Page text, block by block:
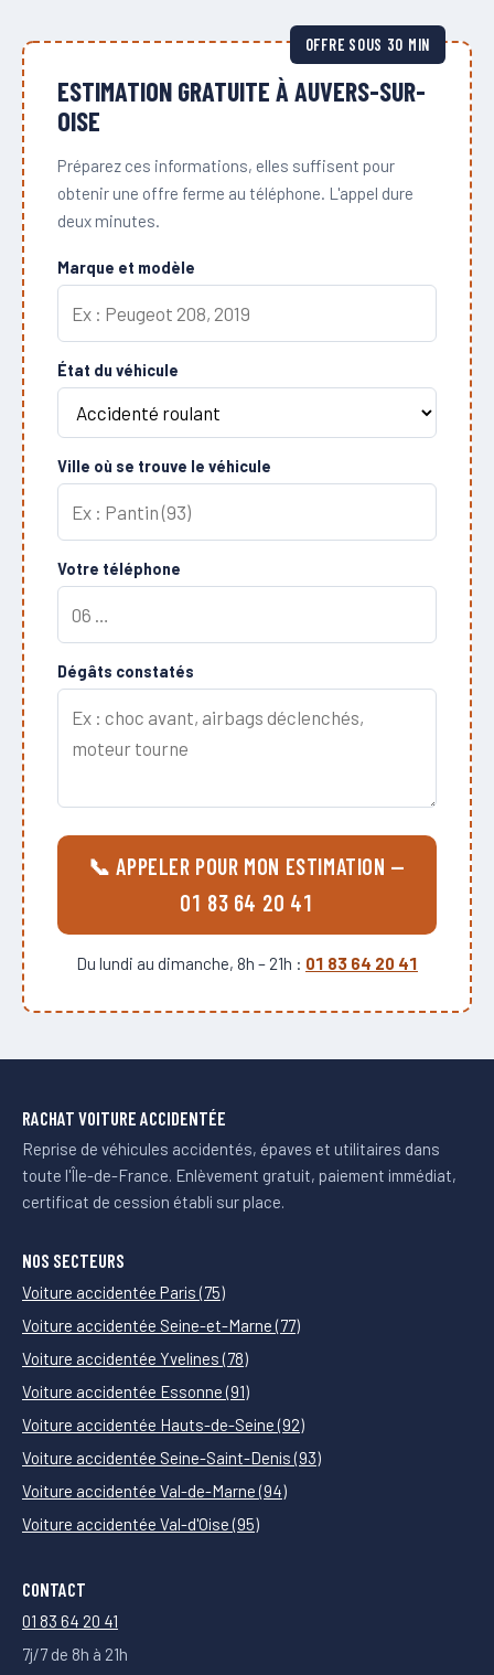
OFFRE SOUS 30 MIN
ESTIMATION GRATUITE À AUVERS-SUR-
OISE
Préparez ces informations, elles suffisent pour
obtenir une offre ferme au téléphone. L'appel dure
deux minutes.
Marque et modèle
État du véhicule
Ville où se trouve le véhicule
Votre téléphone
Dégâts constatés
📞 APPELER POUR MON ESTIMATION —
01 83 64 20 41
Du lundi au dimanche, 8h – 21h : 01 83 64 20 41
RACHAT VOITURE ACCIDENTÉE
Reprise de véhicules accidentés, épaves et utilitaires dans
toute l'Île-de-France. Enlèvement gratuit, paiement immédiat,
certificat de cession établi sur place.
NOS SECTEURS
Voiture accidentée Paris (75)
Voiture accidentée Seine-et-Marne (77)
Voiture accidentée Yvelines (78)
Voiture accidentée Essonne (91)
Voiture accidentée Hauts-de-Seine (92)
Voiture accidentée Seine-Saint-Denis (93)
Voiture accidentée Val-de-Marne (94)
Voiture accidentée Val-d'Oise (95)
CONTACT
01 83 64 20 41
7j/7 de 8h à 21h